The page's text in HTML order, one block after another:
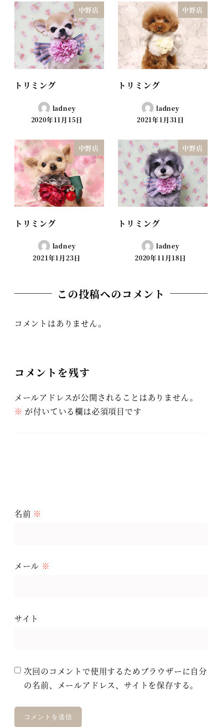
中野店
トリミング
ladney
2020年11月15日
中野店
トリミング
ladney
2021年1月31日
中野店
トリミング
ladney
2021年1月23日
中野店
トリミング
ladney
2020年11月18日
この投稿へのコメント
コメントはありません。
コメントを残す
メールアドレスが公開されることはありません。
※ が付いている欄は必須項目です
名前 ※
メール ※
サイト
次回のコメントで使用するためブラウザーに自分
の名前、メールアドレス、サイトを保存する。